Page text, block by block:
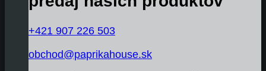
+421 907 226 503
obchod@paprikahouse.sk